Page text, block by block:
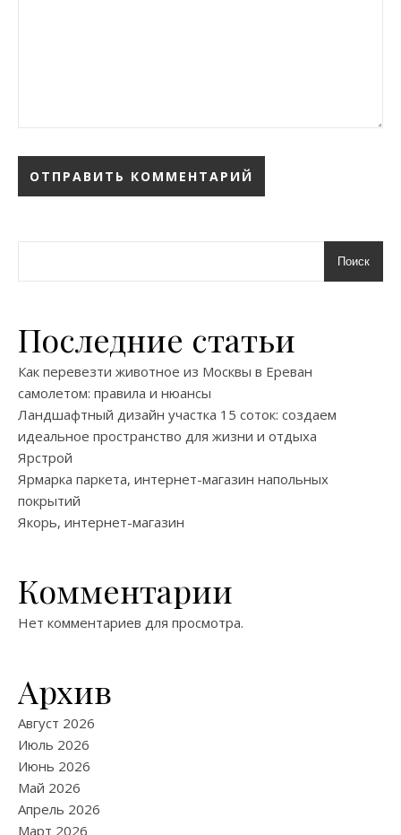
Поиск
Последние статьи
Как перевезти животное из Москвы в Ереван
самолетом: правила и нюансы
Ландшафтный дизайн участка 15 соток: создаем
идеальное пространство для жизни и отдыха
Ярстрой
Ярмарка паркета, интернет-магазин напольных
покрытий
Якорь, интернет-магазин
Комментарии
Нет комментариев для просмотра.
Архив
Август 2026
Июль 2026
Июнь 2026
Май 2026
Апрель 2026
Март 2026